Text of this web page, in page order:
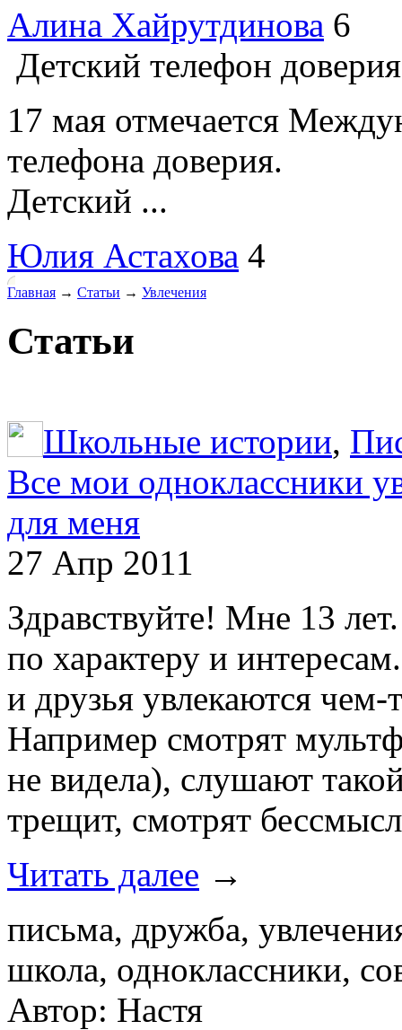
Алина Хайрутдинова 6
Детский телефон
17 мая отмечается
телефона доверия.
Детский ...
Юлия Астахова 4
Главная → Статьи → Увлечения
Статьи
Школьные истории,
Все мои одноклассники
для меня
27 Апр 2011
Здравствуйте! Мне 13
по характеру и
и друзья увлекаются
Например смотрят
не видела), слушают
трещит, смотрят
Читать далее →
письма, дружба,
школа, одноклассники,
Автор: Настя